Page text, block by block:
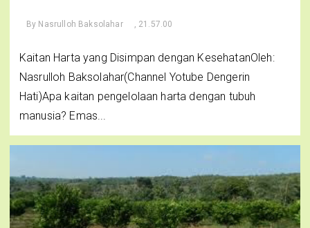
By Nasrulloh Baksolahar , 21.57.00
Kaitan Harta yang Disimpan dengan KesehatanOleh:
Nasrulloh Baksolahar(Channel Yotube Dengerin
Hati)Apa kaitan pengelolaan harta dengan tubuh
manusia? Emas...